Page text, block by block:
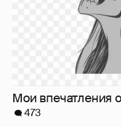
Мои впечатления
473